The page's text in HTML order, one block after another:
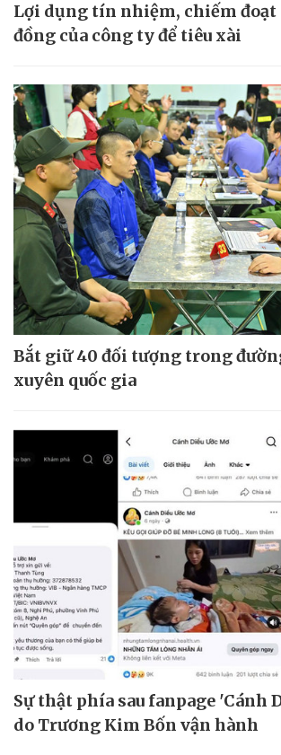
Lợi dụng tín nhiệm, chiếm đoạt
đồng của công ty để tiêu xài
Bắt giữ 40 đối tượng trong
xuyên quốc gia
Sự thật phía sau fanpage 'Cánh
do Trương Kim Bốn vận hành